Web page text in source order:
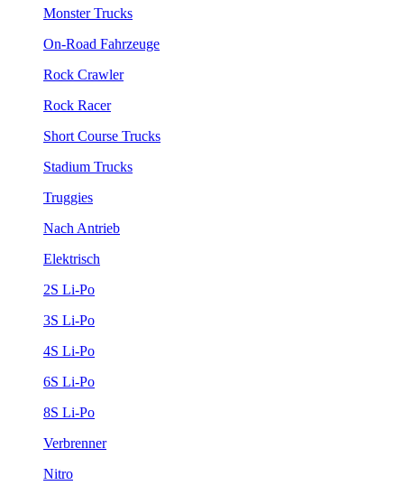
Monster Trucks
On-Road Fahrzeuge
Rock Crawler
Rock Racer
Short Course Trucks
Stadium Trucks
Truggies
Nach Antrieb
Elektrisch
2S Li-Po
3S Li-Po
4S Li-Po
6S Li-Po
8S Li-Po
Verbrenner
Nitro